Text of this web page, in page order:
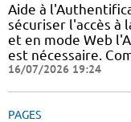
Aide à
sécuriser l'accès à
et en mode Web
est nécessaire.
16/07/2026 19:24
PAGES